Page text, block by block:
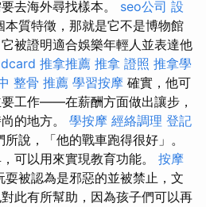
去海外尋找樣本。 seo公司 設
本質特徵，那就是它不是博物館
被證明適合娛樂年輕人並表達他
推拿推薦 推拿 證照 推拿學
整骨 推薦 學習按摩 確實，他可
工作——在薪酬方面做出讓步，
的地方。 學按摩 經絡調理 登記
說，「他的戰車跑得很好」。
可以用來實現教育功能。 按摩
耍被認為是邪惡的並被禁止，文
此有所幫助，因為孩子們可以再